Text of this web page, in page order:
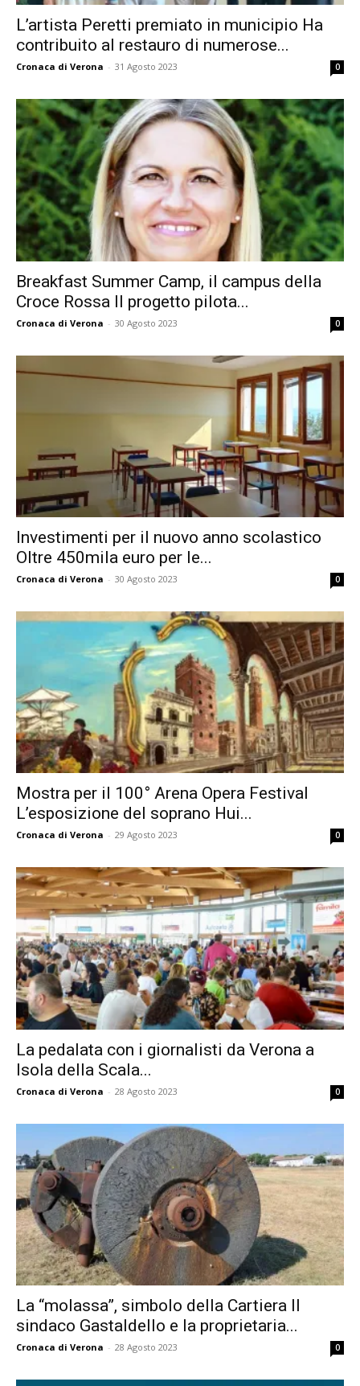
L’artista Peretti premiato in municipio Ha
contribuito al restauro di numerose...
Cronaca di Verona - 31 Agosto 2023 0
Breakfast Summer Camp, il campus della
Croce Rossa Il progetto pilota...
Cronaca di Verona - 30 Agosto 2023 0
Investimenti per il nuovo anno scolastico
Oltre 450mila euro per le...
Cronaca di Verona - 30 Agosto 2023 0
Mostra per il 100° Arena Opera Festival
L’esposizione del soprano Hui...
Cronaca di Verona - 29 Agosto 2023 0
La pedalata con i giornalisti da Verona a
Isola della Scala...
Cronaca di Verona - 28 Agosto 2023 0
La “molassa”, simbolo della Cartiera Il
sindaco Gastaldello e la proprietaria...
Cronaca di Verona - 28 Agosto 2023 0